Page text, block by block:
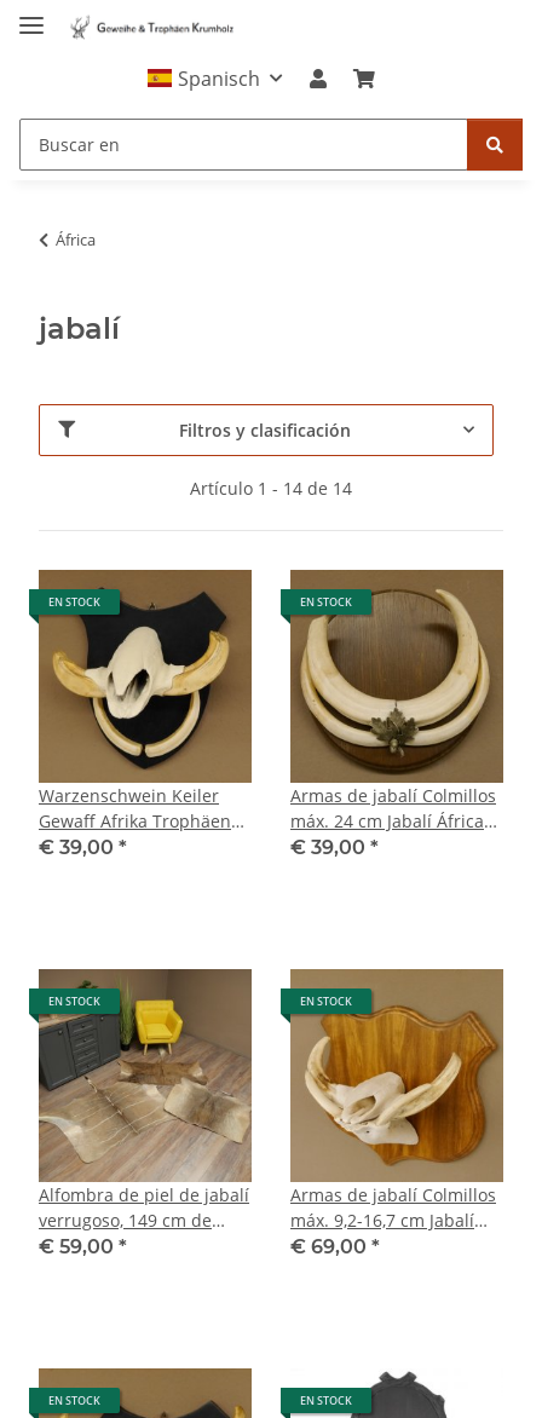
Spanisch
África
jabalí
Filtros y clasificación
Artículo 1 - 14 de 14
EN STOCK
Warzenschwein Keiler
Gewaff Afrika Trophäen
auf Trophäenschild Hauer
€ 39,00 *
EN STOCK
Armas de jabalí Colmillos
máx. 24 cm Jabalí África
Trofeo 88.15.66
€ 39,00 *
EN STOCK
Alfombra de piel de jabalí
verrugoso, 149 cm de
largo, jabalí africano
€ 59,00 *
EN STOCK
Armas de jabalí Colmillos
máx. 9,2-16,7 cm Jabalí
Armas África Trofeo
€ 69,00 *
EN STOCK EN STOCK